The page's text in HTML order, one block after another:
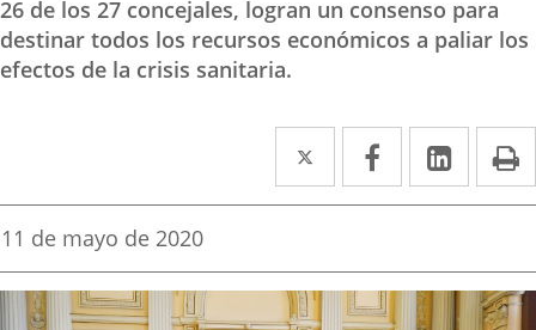
26 de los 27 concejales, logran un consenso para
destinar todos los recursos económicos a paliar los
efectos de la crisis sanitaria.
Twitter
Enlace
a
aplicación
externa.
Facebook
Enlace
a
aplicación
externa.
Enlace
a
Fecha
la
noticia
11 de mayo de 2020